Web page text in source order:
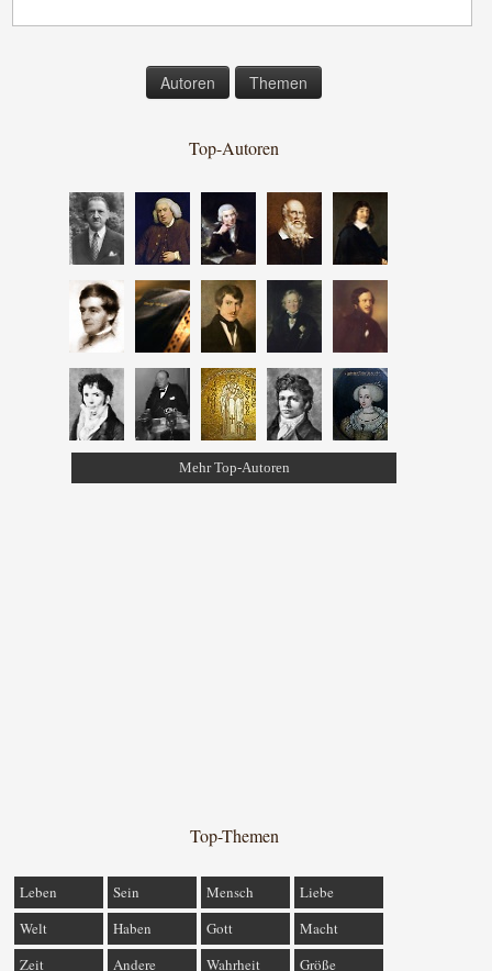
Autoren Themen
Top-Autoren
Mehr Top-Autoren
Top-Themen
Leben Sein Mensch
Liebe
Welt
Haben Gott
Macht
Zeit
Andere Wahrheit Größe